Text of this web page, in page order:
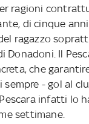
ragioni
di cinque anni
ragazzo
Il
che
- gol al
infatti lo
settimane.